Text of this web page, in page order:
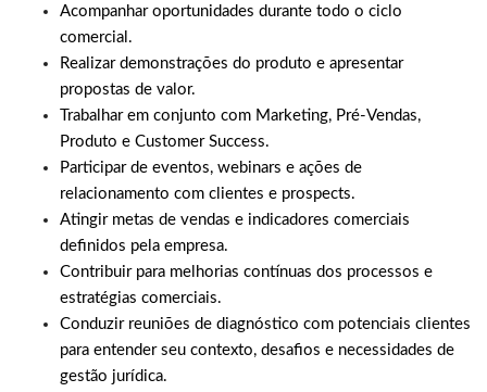
Acompanhar oportunidades durante todo o ciclo
comercial.
Realizar demonstrações do produto e apresentar
propostas de valor.
Trabalhar em conjunto com Marketing, Pré-Vendas,
Produto e Customer Success.
Participar de eventos, webinars e ações de
relacionamento com clientes e prospects.
Atingir metas de vendas e indicadores comerciais
definidos pela empresa.
Contribuir para melhorias contínuas dos processos e
estratégias comerciais.
Conduzir reuniões de diagnóstico com potenciais clientes
para entender seu contexto, desafios e necessidades de
gestão jurídica.